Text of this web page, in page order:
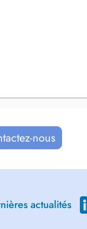
nous
actualités